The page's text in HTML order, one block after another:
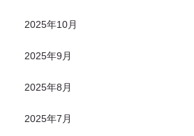
2025年10月
2025年9月
2025年8月
2025年7月